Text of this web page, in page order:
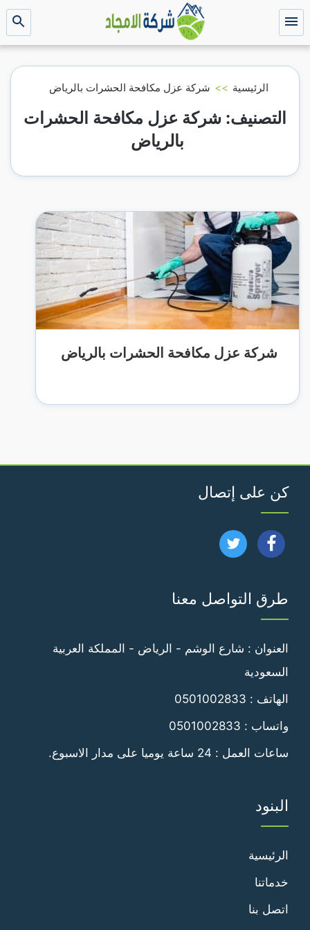
التجاوز
إلى القائمة
بحث
عن
الرئيسية >> شركة عزل مكافحة الحشرات بالرياض
التصنيف: شركة عزل مكافحة الحشرات
بالرياض
شركة عزل مكافحة الحشرات بالرياض
كن على إتصال
تابعنا
فيسبوك
تابعنا
طرق التواصل معنا
العنوان : شارع الوشم - الرياض - المملكة العربية
السعودية
الهاتف : 0501002833
واتساب : 0501002833
ساعات العمل : 24 ساعة يوميا على مدار الاسبوع.
البنود
الرئيسية
خدماتنا
اتصل بنا